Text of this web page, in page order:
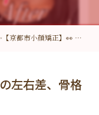
京都市小顔矯正】👀 顔の左右差、骨格のせいだとあきらめて...
左右差、骨格